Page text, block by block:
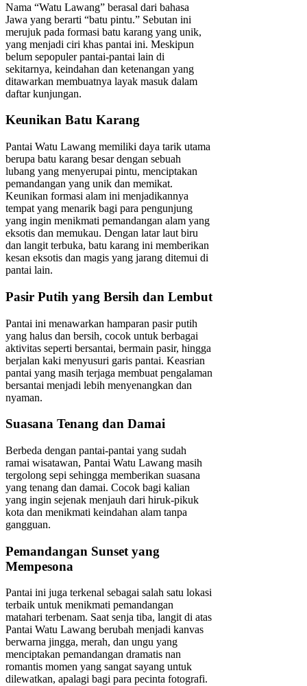
Nama “Watu Lawang” berasal dari bahasa
Jawa yang berarti “batu pintu.” Sebutan ini
merujuk pada formasi batu karang yang unik,
yang menjadi ciri khas pantai ini. Meskipun
belum sepopuler pantai-pantai lain di
sekitarnya, keindahan dan ketenangan yang
ditawarkan membuatnya layak masuk dalam
daftar kunjungan.
Keunikan Batu Karang
Pantai Watu Lawang memiliki daya tarik utama
berupa batu karang besar dengan sebuah
lubang yang menyerupai pintu, menciptakan
pemandangan yang unik dan memikat.
Keunikan formasi alam ini menjadikannya
tempat yang menarik bagi para pengunjung
yang ingin menikmati pemandangan alam yang
eksotis dan memukau. Dengan latar laut biru
dan langit terbuka, batu karang ini memberikan
kesan eksotis dan magis yang jarang ditemui di
pantai lain.
Pasir Putih yang Bersih dan Lembut
Pantai ini menawarkan hamparan pasir putih
yang halus dan bersih, cocok untuk berbagai
aktivitas seperti bersantai, bermain pasir, hingga
berjalan kaki menyusuri garis pantai. Keasrian
pantai yang masih terjaga membuat pengalaman
bersantai menjadi lebih menyenangkan dan
nyaman.
Suasana Tenang dan Damai
Berbeda dengan pantai-pantai yang sudah
ramai wisatawan, Pantai Watu Lawang masih
tergolong sepi sehingga memberikan suasana
yang tenang dan damai. Cocok bagi kalian
yang ingin sejenak menjauh dari hiruk-pikuk
kota dan menikmati keindahan alam tanpa
gangguan.
Pemandangan Sunset yang
Mempesona
Pantai ini juga terkenal sebagai salah satu lokasi
terbaik untuk menikmati pemandangan
matahari terbenam. Saat senja tiba, langit di atas
Pantai Watu Lawang berubah menjadi kanvas
berwarna jingga, merah, dan ungu yang
menciptakan pemandangan dramatis nan
romantis momen yang sangat sayang untuk
dilewatkan, apalagi bagi para pecinta fotografi.